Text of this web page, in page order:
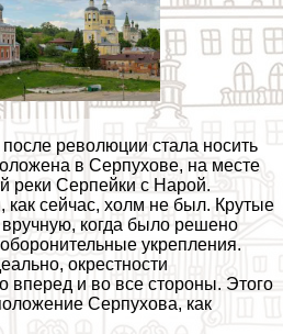
революции стала носить
в Серпухове, на месте
реки Серпейки с Нарой.
как сейчас, холм не был. Крутые
когда было решено
укрепления.
окрестности
вперед и во все стороны. Этого
Серпухова, как